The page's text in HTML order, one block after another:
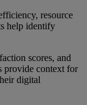
resource
help identify
scores, and
provide context for
digital